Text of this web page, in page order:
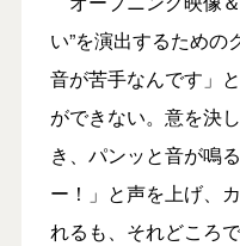
い”を演出するための
音が苦手なんです」
ができない。意を決
き、パンッと音が鳴
ー！」と声を上げ、
れるも、それどころ